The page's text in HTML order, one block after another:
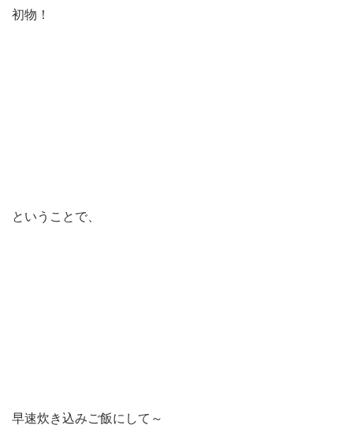
初物！
ということで、
早速炊き込みご飯にして～